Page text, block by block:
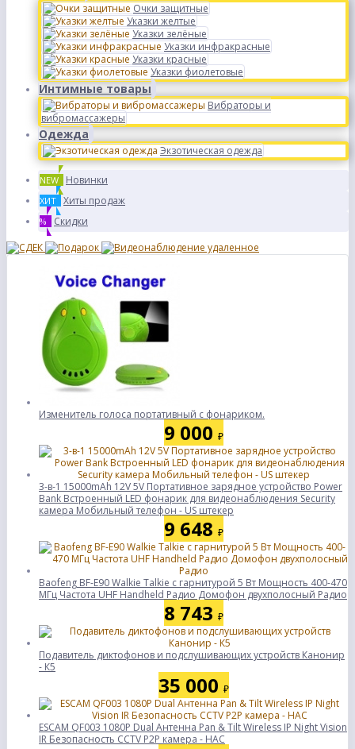
Очки защитные
Указки желтые
Указки зелёные
Указки инфракрасные
Указки красные
Указки фиолетовые
Интимные товары
Вибраторы и
вибромассажеры
Одежда
Экзотическая одежда
NEW Новинки
ХИТ Хиты продаж
% Скидки
Изменитель голоса портативный с фонариком.
9 000 ₽
3-в-1 15000mAh 12V 5V Портативное зарядное устройство Power
Bank Встроенный LED фонарик для видеонаблюдения Security
камера Мобильный телефон - US штекер
9 648 ₽
Baofeng BF-E90 Walkie Talkie с гарнитурой 5 Вт Мощность 400-470
МГц Частота UHF Handheld Радио Домофон двухполосный Радио
8 743 ₽
Подавитель диктофонов и подслушивающих устройств Канонир
- К5
35 000 ₽
ESCAM QF003 1080P Dual Антенна Pan & Tilt Wireless IP Night Vision
IR Безопасность CCTV P2P камера - НАС